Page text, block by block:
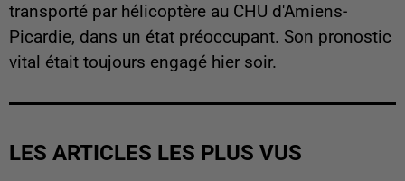
transporté par hélicoptère au CHU d'Amiens-
Picardie, dans un état préoccupant. Son pronostic
vital était toujours engagé hier soir.
LES ARTICLES LES PLUS VUS